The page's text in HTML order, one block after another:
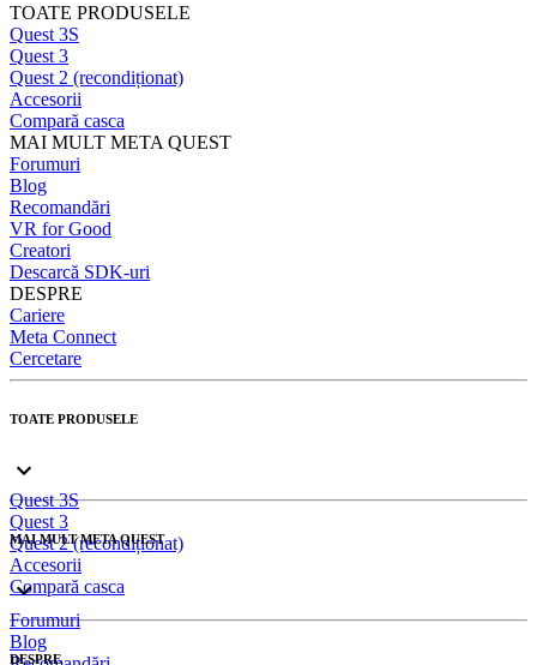
TOATE PRODUSELE
Quest 3S
Quest 3
Quest 2 (recondiționat)
Accesorii
Compară casca
MAI MULT META QUEST
Forumuri
Blog
Recomandări
VR for Good
Creatori
Descarcă SDK-uri
DESPRE
Cariere
Meta Connect
Cercetare
TOATE PRODUSELE
Quest 3S
Quest 3
Quest 2 (recondiționat)
Accesorii
Compară casca
MAI MULT META QUEST
Forumuri
Blog
DESPRE